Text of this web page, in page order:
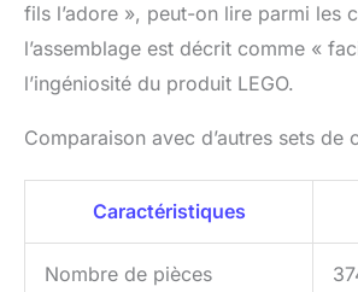
fils l’adore », peut-on lire parmi les
l’assemblage est décrit comme «
l’ingéniosité du produit LEGO.
Comparaison avec d’autres sets de
Caractéristiques
Nombre de pièces